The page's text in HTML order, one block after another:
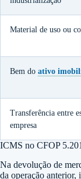
Material de uso ou
Bem do ativo
Transferência entre
empresa
ICMS no CFOP 5.201
Na devolução de
da operação